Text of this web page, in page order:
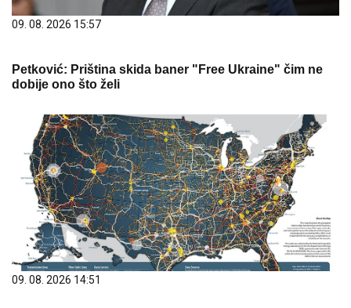
09. 08. 2026 15:57
Petković: Priština skida baner "Free Ukraine" čim ne
dobije ono što želi
09. 08. 2026 14:51